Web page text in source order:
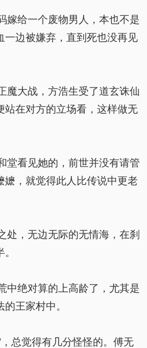
给一个废物男人，本也不是
一边被嫌弃，直到死也没再见
大战，方浩生受了道玄诛仙
站在对方的立场看，这样做无
看见她的，前世并没有请管
嬷，就觉得此人比传说中更老
，无边无际的无情海，在刹
绝对算的上高龄了，尤其是
王家村中。
总觉得有几分怪怪的。傅无